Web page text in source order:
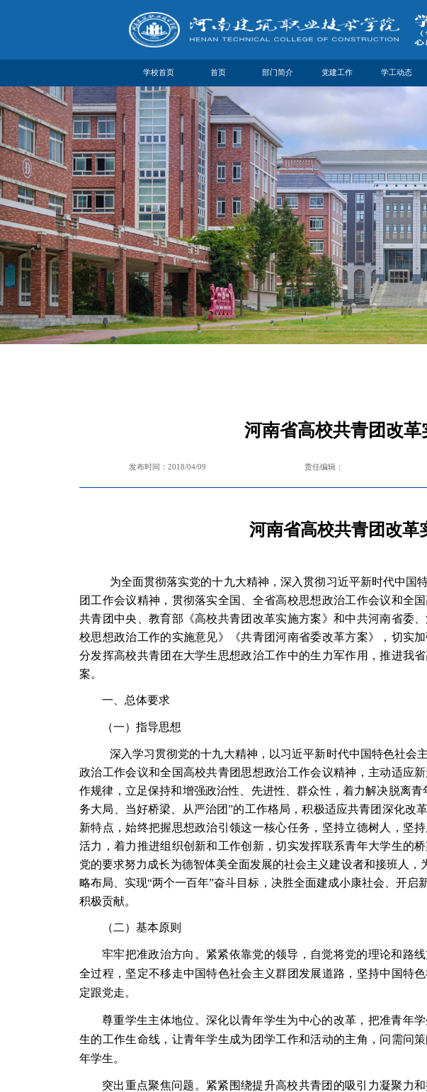
学校首页 首页 部门简介
机构设置
联系方式
党建工作 学工动态
河南省高校共青团改革
发布时间：2018/04/09 责任编辑：
河南省高校共青团改革
为全面贯彻落实党的十九大精神，深入贯彻习近平新时代中国
团工作会议精神，贯彻落实全国、全省高校思想政治工作会议和全
共青团中央、教育部《高校共青团改革实施方案》和中共河南省委
校思想政治工作的实施意见》《共青团河南省委改革方案》，切实
分发挥高校共青团在大学生思想政治工作中的生力军作用，推进我
案。
一、总体要求
（一）指导思想
深入学习贯彻党的十九大精神，以习近平新时代中国特色社会
政治工作会议和全国高校共青团思想政治工作会议精神，主动适应
作规律，立足保持和增强政治性、先进性、群众性，着力解决脱离
务大局、当好桥梁、从严治团”的工作格局，积极适应共青团深化改
新特点，始终把握思想政治引领这一核心任务，坚持立德树人，坚
活力，着力推进组织创新和工作创新，切实发挥联系青年大学生的
党的要求努力成长为德智体美全面发展的社会主义建设者和接班人，
略布局、实现“两个一百年”奋斗目标，决胜全面建成小康社会、开启
积极贡献。
（二）基本原则
牢牢把准政治方向。紧紧依靠党的领导，自觉将党的理论和路
全过程，坚定不移走中国特色社会主义群团发展道路，坚持中国特
定跟党走。
尊重学生主体地位。深化以青年学生为中心的改革，把准青年
生的工作生命线，让青年学生成为团学工作和活动的主角，问需问
年学生。
突出重点聚焦问题。紧紧围绕提升高校共青团的吸引力凝聚力